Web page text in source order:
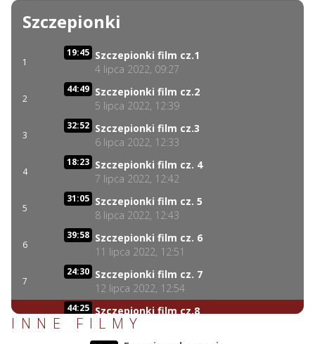
Szczepionki
1
19:45 Szczepionki film cz.1
4 lipca 2022, 09:27
2
44:49 Szczepionki film cz.2
5 lipca 2022, 12:39
3
32:52 Szczepionki film cz.3
6 lipca 2022, 12:33
4
18:23 Szczepionki film cz. 4
7 lipca 2022, 12:42
5
31:05 Szczepionki film cz. 5
8 lipca 2022, 12:43
6
39:58 Szczepionki film cz. 6
11 lipca 2022, 12:51
7
24:30 Szczepionki film cz. 7
12 lipca 2022, 12:54
8
44:25 Szczepionki film cz.8
13 lipca 2022, 12:58
INNE FILMY